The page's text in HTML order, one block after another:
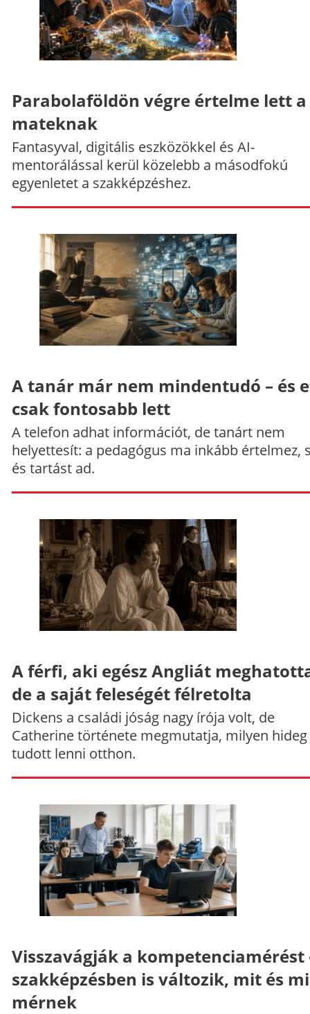
Parabolaföldön végre értelme lett a
mateknak
Fantasyval, digitális eszközökkel és AI-
mentorálással kerül közelebb a másodfokú
egyenletet a szakképzéshez.
A tanár már nem mindentudó – és
csak fontosabb lett
A telefon adhat információt, de tanárt nem
helyettesít: a pedagógus ma inkább értelmez,
és tartást ad.
A férfi, aki egész Angliát
de a saját feleségét félretolta
Dickens a családi jóság nagy írója volt, de
Catherine története megmutatja, milyen hideg
tudott lenni otthon.
Visszavágják a kompetenciamérést
szakképzésben is változik, mit és
mérnek